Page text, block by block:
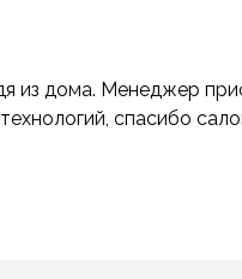
из дома. Менеджер
спасибо